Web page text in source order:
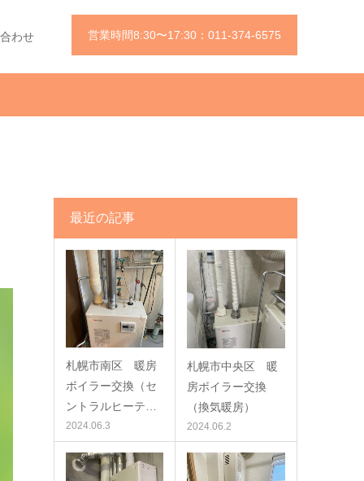
営業時間8:30〜17:30：011-374-6575
わせ
最近の記事
札幌市南区 暖房
ボイラー交換（セ
ントラルヒーテ…
2024.06.3
札幌市中央区 暖
房ボイラー交換
（換気暖房）
2024.06.2